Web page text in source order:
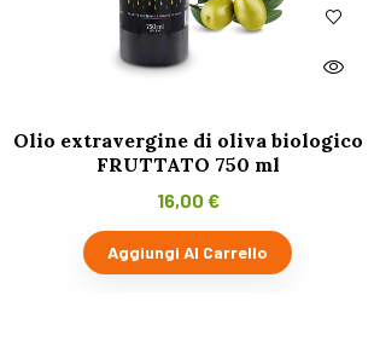
Olio extravergine di oliva biologico
FRUTTATO 750 ml
16,00 €
Aggiungi Al Carrello